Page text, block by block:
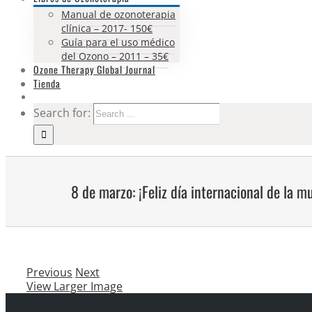
Manual de ozonoterapia
clínica – 2017- 150€
Guía para el uso médico
del Ozono – 2011 – 35€
Ozone Therapy Global Journal
Tienda
Search for:
8 de marzo: ¡Feliz día internacional de la
Previous Next
View Larger Image